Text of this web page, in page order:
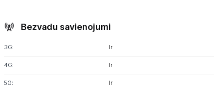
Bezvadu savienojumi
3G: Ir
4G: Ir
5G: Ir